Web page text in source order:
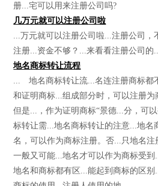
册...宅可以用来注册公司吗?
几万元就可以注册公司啦
...万元就可以注册公司啦...注册公司
注册...资金不够？...来看看注册公司的
地名商标转让流程
... 地名商标转让流...名连注册商标都
和证明商标...组成部分时，可以注册为
但是...，作为证明商标“景德...分，可
标转让需...地名商标转让的注意...地名
名，可以作为商标注册。否...只地名
一般又可能...地名才可以作为商标受到
地名和商标都有区...能起到商标的区